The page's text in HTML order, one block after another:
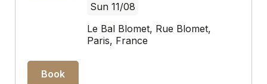
Sun 11/08
Le Bal Blomet, Rue Blomet,
Paris, France
Book